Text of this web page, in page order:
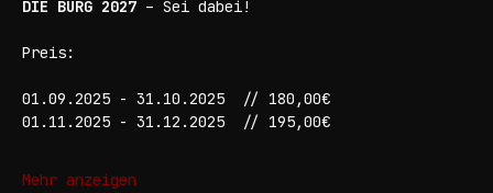
begegnet, kann sich alles verändern.
01.09.2025 - 31.10.2025 	// 180,00€